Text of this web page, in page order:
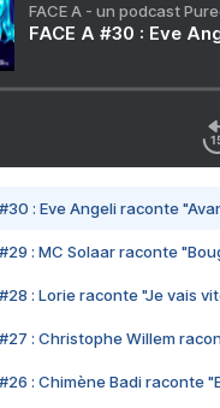
FACE A - un podcast
FACE A #30 : Eve
#30 : Eve Angeli raconte
#29 : MC Solaar raconte
#28 : Lorie raconte "Je vais
#27 : Christophe Willem
#26 : Chimène Badi raconte